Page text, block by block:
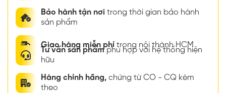
Bảo hành tận nơi trong thời gian bảo hành
sản phẩm
Giao hàng miễn phí trong nội thành HCM
Tư vấn sản phẩmphù hợp với hệ thống hiện
hữu
Hàng chính hãng, chứng từ CO - CQ kèm
theo